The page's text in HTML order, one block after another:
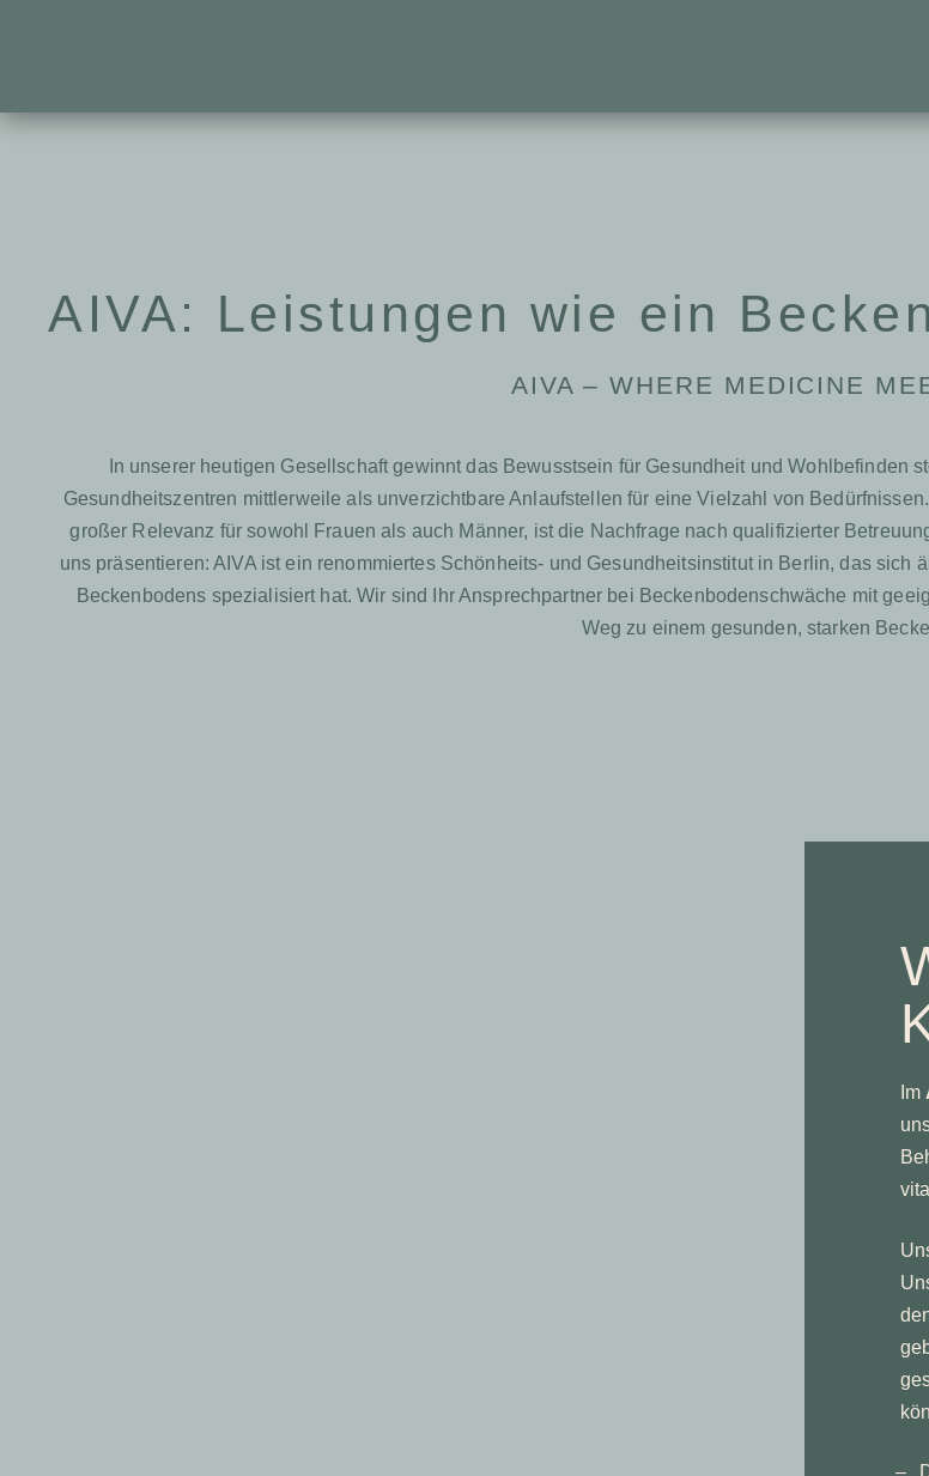
AIVA: Leistungen wie ein
AIVA – WHERE MEDICINE
In unserer heutigen Gesellschaft gewinnt das Bewusstsein für Gesundheit und
Gesundheitszentren mittlerweile als unverzichtbare Anlaufstellen für eine Vielzahl von
großer Relevanz für sowohl Frauen als auch Männer, ist die Nachfrage nach qualifizierter
uns präsentieren: AIVA ist ein renommiertes Schönheits- und Gesundheitsinstitut in Berlin, das
Beckenbodens spezialisiert hat. Wir sind Ihr Ansprechpartner bei Beckenbodenschwäche mit
Weg zu einem gesunden, starken
Im